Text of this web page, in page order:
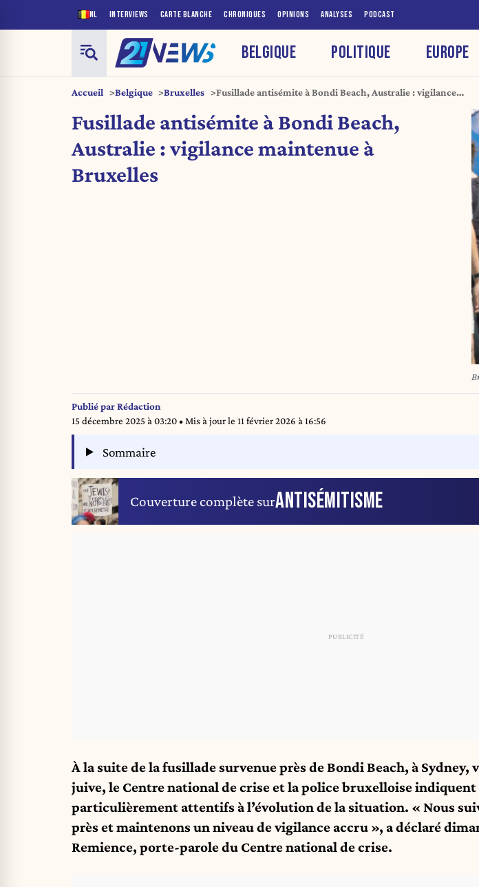
NL INTERVIEWS CARTE BLANCHE CHRONIQUES OPINIONS ANALYSES PODCAST
BELGIQUE POLITIQUE EUROPE
Accueil Belgique Bruxelles
Fusillade antisémite à Bondi Beach, Australie : vigilance
Fusillade antisémite à Bondi Beach,
Australie : vigilance maintenue à
Bruxelles
Publié parRédaction
15 décembre 2025 à 03:20• Mis à jour le 11 février 2026 à 16:56
Sommaire
Couverture complète surANTISÉMITISME
À la suite de la fusillade survenue près de Bondi Beach, à
juive, le Centre national de crise et la police bruxelloise
particulièrement attentifs à l’évolution de la situation. « Nous
près et maintenons un niveau de vigilance accru », a déclaré
Remience, porte-parole du Centre national de crise.